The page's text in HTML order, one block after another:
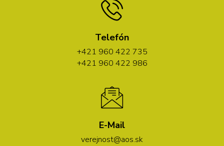
Telefón
+421 960 422 735
+421 960 422 986
E-Mail
verejnost@aos.sk